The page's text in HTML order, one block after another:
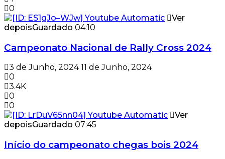
0
Ver
depoisGuardado 04:10
Campeonato Nacional de Rally Cross 2024
3 de Junho, 2024 11 de Junho, 2024
0
3.4K
0
0
Ver
depoisGuardado 07:45
Início do campeonato chegas bois 2024